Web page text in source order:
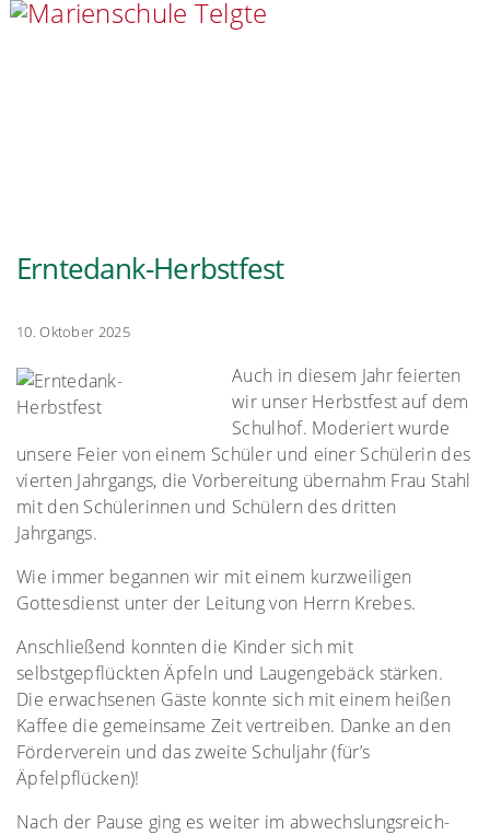
Erntedank-Herbstfest
10. Oktober 2025
Auch in diesem Jahr feierten
wir unser Herbstfest auf dem
Schulhof. Moderiert wurde
unsere Feier von einem Schüler und einer Schülerin des
vierten Jahrgangs, die Vorbereitung übernahm Frau Stahl
mit den Schülerinnen und Schülern des dritten
Jahrgangs.
Wie immer begannen wir mit einem kurzweiligen
Gottesdienst unter der Leitung von Herrn Krebes.
Anschließend konnten die Kinder sich mit
selbstgepflückten Äpfeln und Laugengebäck stärken.
Die erwachsenen Gäste konnte sich mit einem heißen
Kaffee die gemeinsame Zeit vertreiben. Danke an den
Förderverein und das zweite Schuljahr (für’s
Äpfelpflücken)!
Nach der Pause ging es weiter im abwechslungsreich-